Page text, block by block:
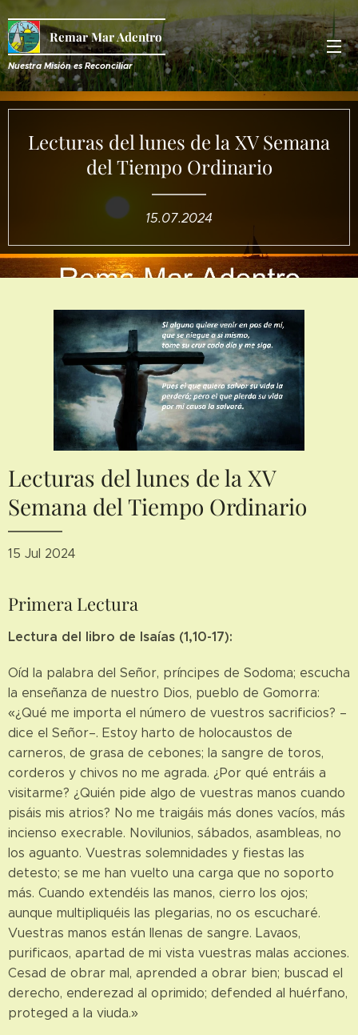
Remar Mar Adentro
Nuestra Misión es Reconciliar
Lecturas del lunes de la XV Semana
del Tiempo Ordinario
15.07.2024
Lecturas del lunes de la XV
Semana del Tiempo Ordinario
15 Jul 2024
Primera Lectura
Lectura del libro de Isaías (1,10-17):
Oíd la palabra del Señor, príncipes de Sodoma; escucha
la enseñanza de nuestro Dios, pueblo de Gomorra:
«¿Qué me importa el número de vuestros sacrificios? –
dice el Señor–. Estoy harto de holocaustos de
carneros, de grasa de cebones; la sangre de toros,
corderos y chivos no me agrada. ¿Por qué entráis a
visitarme? ¿Quién pide algo de vuestras manos cuando
pisáis mis atrios? No me traigáis más dones vacíos, más
incienso execrable. Novilunios, sábados, asambleas, no
los aguanto. Vuestras solemnidades y fiestas las
detesto; se me han vuelto una carga que no soporto
más. Cuando extendéis las manos, cierro los ojos;
aunque multipliquéis las plegarias, no os escucharé.
Vuestras manos están llenas de sangre. Lavaos,
purificaos, apartad de mi vista vuestras malas acciones.
Cesad de obrar mal, aprended a obrar bien; buscad el
derecho, enderezad al oprimido; defended al huérfano,
proteged a la viuda.»